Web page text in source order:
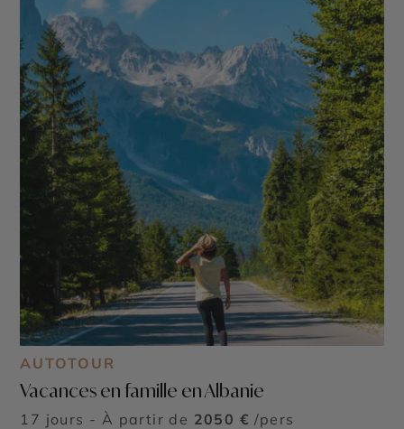
AUTOTOUR
Vacances en famille en Albanie
17 jours - À partir de 2050 € /pers